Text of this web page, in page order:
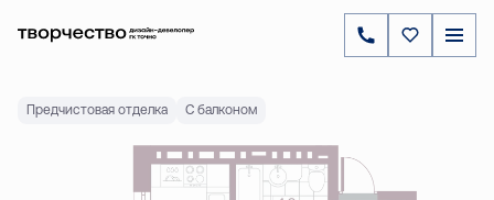
1-комнатная43.82 м
Цена по запросу
Предчистовая отделка С балконом